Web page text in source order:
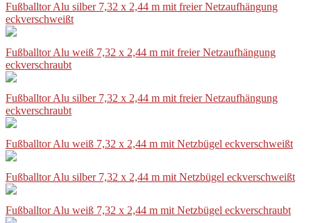
Fußballtor Alu silber 7,32 x 2,44 m mit freier Netzaufhängung
eckverschweißt
Fußballtor Alu weiß 7,32 x 2,44 m mit freier Netzaufhängung
eckverschraubt
Fußballtor Alu silber 7,32 x 2,44 m mit freier Netzaufhängung
eckverschraubt
Fußballtor Alu weiß 7,32 x 2,44 m mit Netzbügel eckverschweißt
Fußballtor Alu silber 7,32 x 2,44 m mit Netzbügel eckverschweißt
Fußballtor Alu weiß 7,32 x 2,44 m mit Netzbügel eckverschraubt